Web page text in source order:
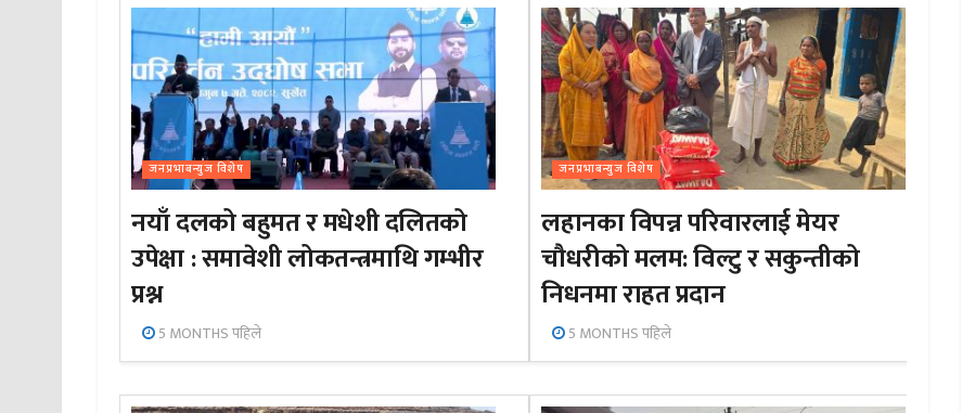
जनप्रभाबन्युज विशेष
नयाँ दलको बहुमत र मधेशी दलितको
उपेक्षा : समावेशी लोकतन्त्रमाथि गम्भीर
प्रश्न
5 MONTHS पहिले
जनप्रभाबन्युज विशेष
लहानका विपन्न परिवारलाई मेयर
चौधरीको मलम: विल्टु र सकुन्तीको
निधनमा राहत प्रदान
5 MONTHS पहिले